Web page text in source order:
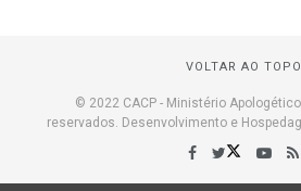
VOLTAR AO TOPO
© 2022 CACP - Ministério
reservados. Desenvolvimento e